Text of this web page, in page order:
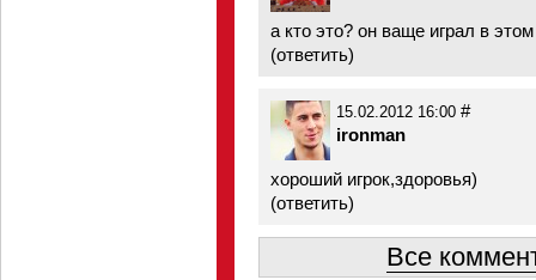
а кто это? он ваще играл в
(ответить)
15.02.2012 16:00 #
ironman
хороший игрок,здоровья)
(ответить)
Все